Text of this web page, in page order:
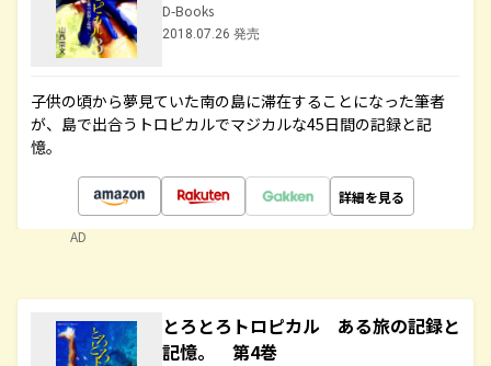
D-Books
2018.07.26 発売
子供の頃から夢見ていた南の島に滞在することになった筆者
が、島で出合うトロピカルでマジカルな45日間の記録と記
憶。
詳細を見る
AD
とろとろトロピカル ある旅の記録と
記憶。 第4巻